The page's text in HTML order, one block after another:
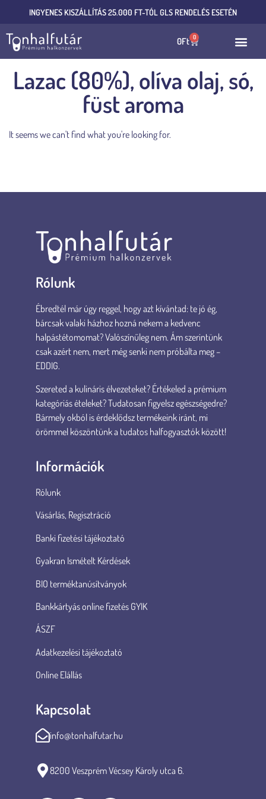
INGYENES KISZÁLLÍTÁS 25.000 FT-TÓL GLS RENDELÉS ESETÉN
0Ft 0
Lazac (80%), olíva olaj, só,
füst aroma
It seems we can't find what you're looking for.
Rólunk
Ébredtél már úgy reggel, hogy azt kívántad: te jó ég,
bárcsak valaki házhoz hozná nekem a kedvenc
halpástétomomat? Valószínűleg nem. Ám szerintünk
csak azért nem, mert még senki nem próbálta meg –
EDDIG.
Szereted a kulináris élvezeteket? Értékeled a prémium
kategóriás ételeket? Tudatosan figyelsz egészségedre?
Bármely okból is érdeklődsz termékeink iránt, mi
örömmel köszöntünk a tudatos halfogyasztók között!
Információk
Rólunk
Vásárlás, Regisztráció
Banki fizetési tájékoztató
Gyakran Ismételt Kérdések
BIO terméktanúsítványok
Bankkártyás online fizetés GYIK
ÁSZF
Adatkezelési tájékoztató
Online Elállás
Kapcsolat
info@tonhalfutar.hu
8200 Veszprém Vécsey Károly utca 6.